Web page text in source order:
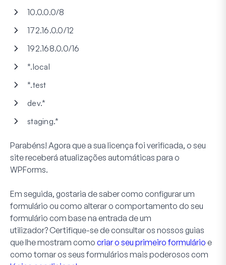
10.0.0.0/8
172.16.0.0/12
192.168.0.0/16
*.local
*.test
dev.*
staging.*
Parabéns! Agora que a sua licença foi verificada, o seu
site receberá atualizações automáticas para o
WPForms.
Em seguida, gostaria de saber como configurar um
formulário ou como alterar o comportamento do seu
formulário com base na entrada de um
utilizador? Certifique-se de consultar os nossos guias
que lhe mostram como criar o seu primeiro formulário e
como tornar os seus formulários mais poderosos com